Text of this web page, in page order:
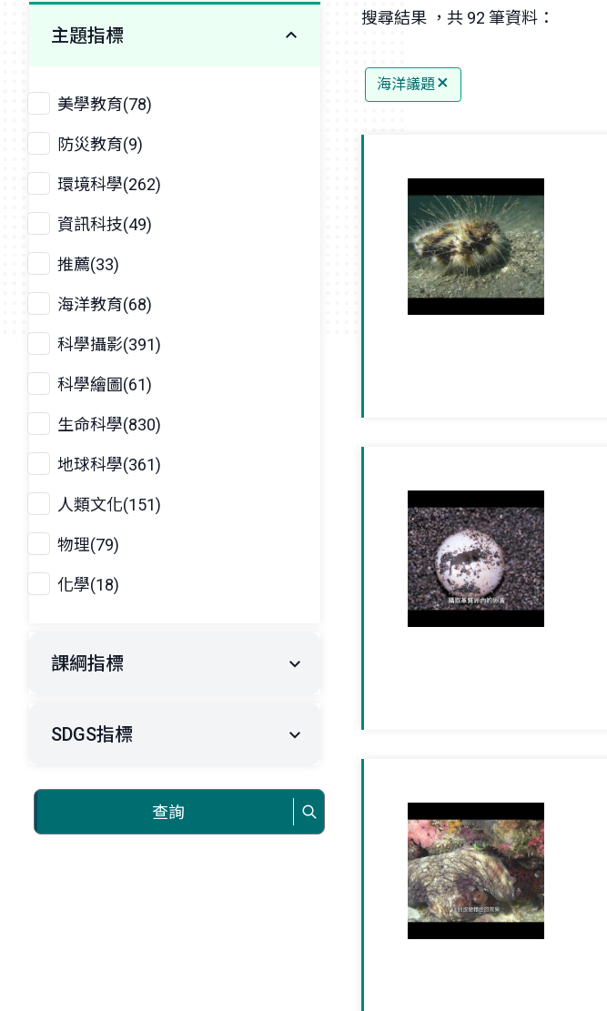
主題指標
美學教育(78)
防災教育(9)
環境科學(262)
資訊科技(49)
推薦(33)
海洋教育(68)
科學攝影(391)
科學繪圖(61)
生命科學(830)
地球科學(361)
人類文化(151)
物理(79)
化學(18)
課綱指標
SDGS指標
查詢
搜尋結果 ，共 92 筆資料：
海洋議題